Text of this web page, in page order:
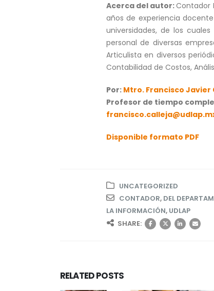
Acerca del autor:Contador
años de experiencia
universidades, de los
personal de diversas
Articulista en diversos
Contabilidad de Costos,
Por: Mtro. Francisco Javier
Profesor de tiempo
Disponible formato PDF
UNCATEGORIZED
CONTADOR, DEL
LA INFORMACIÓN, UDLAP
SHARE:
RELATEDPOSTS